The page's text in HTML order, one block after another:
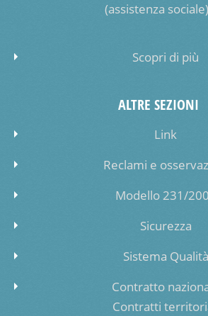
(assistenza
Scopri di più
ALTRE SEZIONI
Link
Reclami e
Modello 231/
Sicurezza
Sistema Qualità
Contratto
Contratti